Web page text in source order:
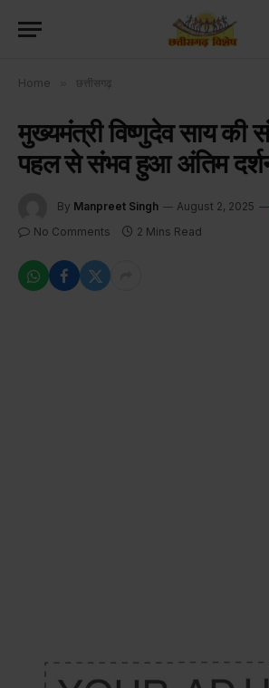
Home छत्तीसगढ़
मुख्यमंत्री विष्णुदेव साय की
पहल से संभव हुआ अंतिम
By Manpreet Singh August 2, 2025
No Comments 2 Mins Read